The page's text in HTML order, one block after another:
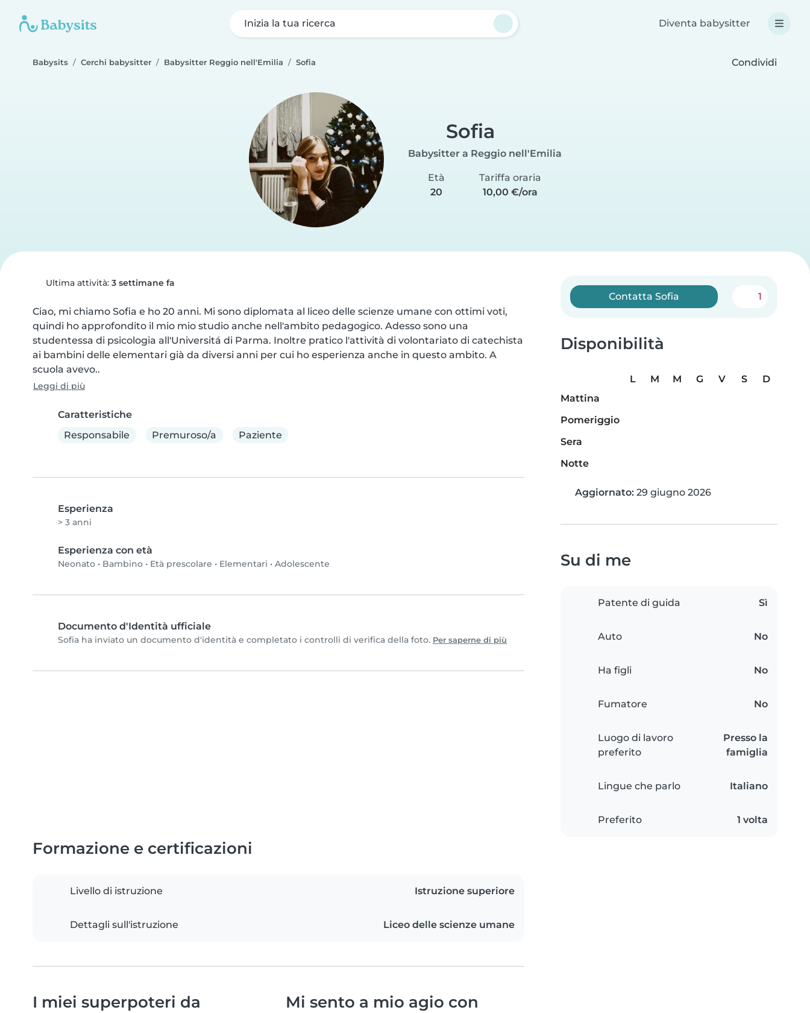
Inizia la tua ricerca Diventa babysitter
Babysits Cerchi babysitter Babysitter Reggio nell'Emilia Sofia Condividi
Sofia
Babysitter a Reggio nell'Emilia
Età
20
Tariffa oraria
10,00 €/ora
Ultima attività: 3 settimane fa
Ciao, mi chiamo Sofia e ho 20 anni. Mi sono diplomata al liceo delle scienze umane con ottimi voti,
quindi ho approfondito il mio mio studio anche nell'ambito pedagogico. Adesso sono una
studentessa di psicologia all'Universitá di Parma. Inoltre pratico l'attività di volontariato di catechista
ai bambini delle elementari già da diversi anni per cui ho esperienza anche in questo ambito. A
scuola avevo..
Leggi di più
Caratteristiche
Responsabile
Premuroso/a Paziente
Esperienza
> 3 anni
Esperienza con età
Neonato • Bambino • Età prescolare • Elementari • Adolescente
Documento d'Identità ufficiale
Sofia ha inviato un documento d'identità e completato i controlli di verifica della foto. Per saperne di più
Contatta Sofia 1
Disponibilità
L M M G V S
D
Mattina
Pomeriggio
Sera
Notte
Aggiornato: 29 giugno 2026
Su di me
Patente di guida Sì
Auto No
Ha figli No
Fumatore No
Luogo di lavoro
preferito
Presso la
famiglia
Lingue che parlo Italiano
Preferito 1 volta
Formazione e certificazioni
Livello di istruzione Istruzione superiore
Dettagli sull'istruzione Liceo delle scienze umane
I miei superpoteri da
Mi sento a mio agio con